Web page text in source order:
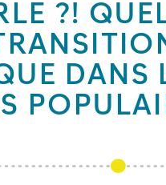
?!
DANS